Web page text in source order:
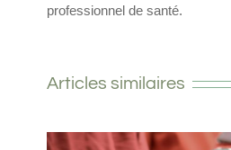
professionnel de santé.
Articles similaires